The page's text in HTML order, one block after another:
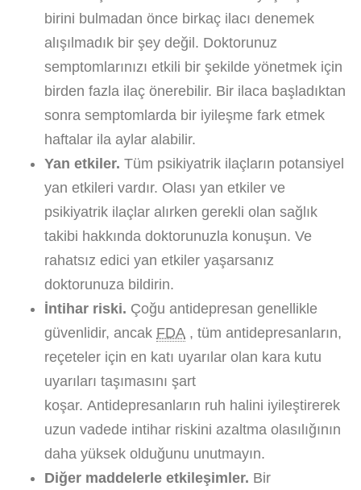
birini bulmadan önce birkaç ilacı denemek
alışılmadık bir şey değil. Doktorunuz
semptomlarınızı etkili bir şekilde yönetmek için
birden fazla ilaç önerebilir. Bir ilaca başladıktan
sonra semptomlarda bir iyileşme fark etmek
haftalar ila aylar alabilir.
Yan etkiler. Tüm psikiyatrik ilaçların potansiyel
yan etkileri vardır. Olası yan etkiler ve
psikiyatrik ilaçlar alırken gerekli olan sağlık
takibi hakkında doktorunuzla konuşun. Ve
rahatsız edici yan etkiler yaşarsanız
doktorunuza bildirin.
İntihar riski. Çoğu antidepresan genellikle
güvenlidir, ancak FDA , tüm antidepresanların,
reçeteler için en katı uyarılar olan kara kutu
uyarıları taşımasını şart
koşar. Antidepresanların ruh halini iyileştirerek
uzun vadede intihar riskini azaltma olasılığının
daha yüksek olduğunu unutmayın.
Diğer maddelerle etkileşimler. Bir